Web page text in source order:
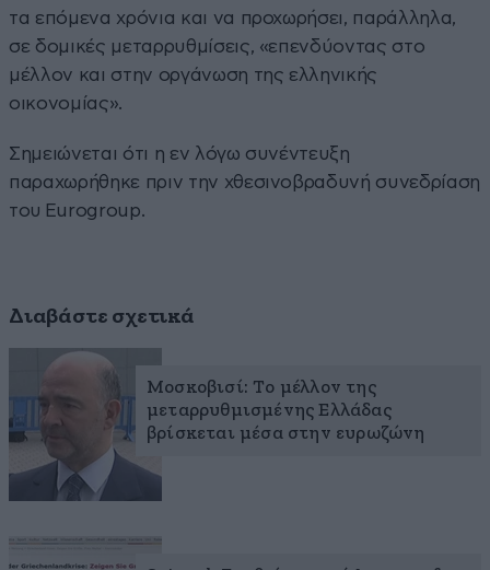
τα επόμενα χρόνια και να προχωρήσει, παράλληλα,
σε δομικές μεταρρυθμίσεις, «επενδύοντας στο
μέλλον και στην οργάνωση της ελληνικής
οικονομίας».
Σημειώνεται ότι η εν λόγω συνέντευξη
παραχωρήθηκε πριν την χθεσινοβραδυνή συνεδρίαση
του Eurogroup.
Διαβάστε σχετικά
Μοσκοβισί: Το μέλλον της
μεταρρυθμισμένης Ελλάδας
βρίσκεται μέσα στην ευρωζώνη